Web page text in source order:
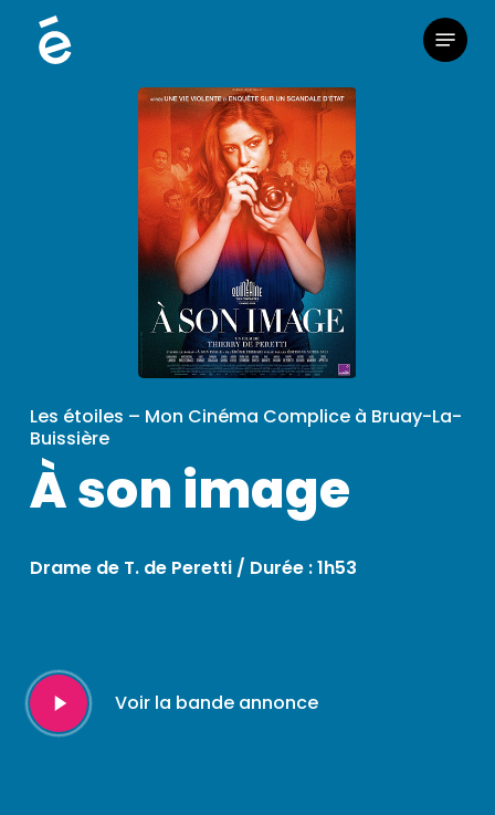
Menu
Les étoiles – Mon Cinéma Complice à Bruay-La-
Buissière
À son image
Drame de T. de Peretti / Durée : 1h53
Play
Video
Voir la bande annonce